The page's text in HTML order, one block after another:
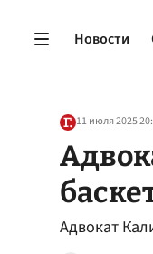
Новости
11 июля 2025
Адвокат